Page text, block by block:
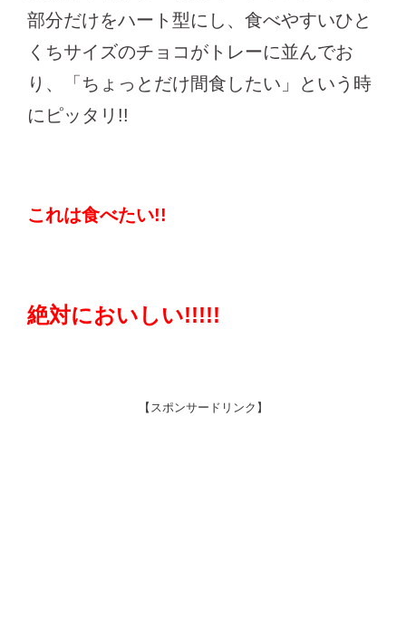
部分だけをハート型にし、食べやすいひと
くちサイズのチョコがトレーに並んでお
り、「ちょっとだけ間食したい」という時
にピッタリ!!
これは食べたい!!
絶対においしい!!!!!
【スポンサードリンク】